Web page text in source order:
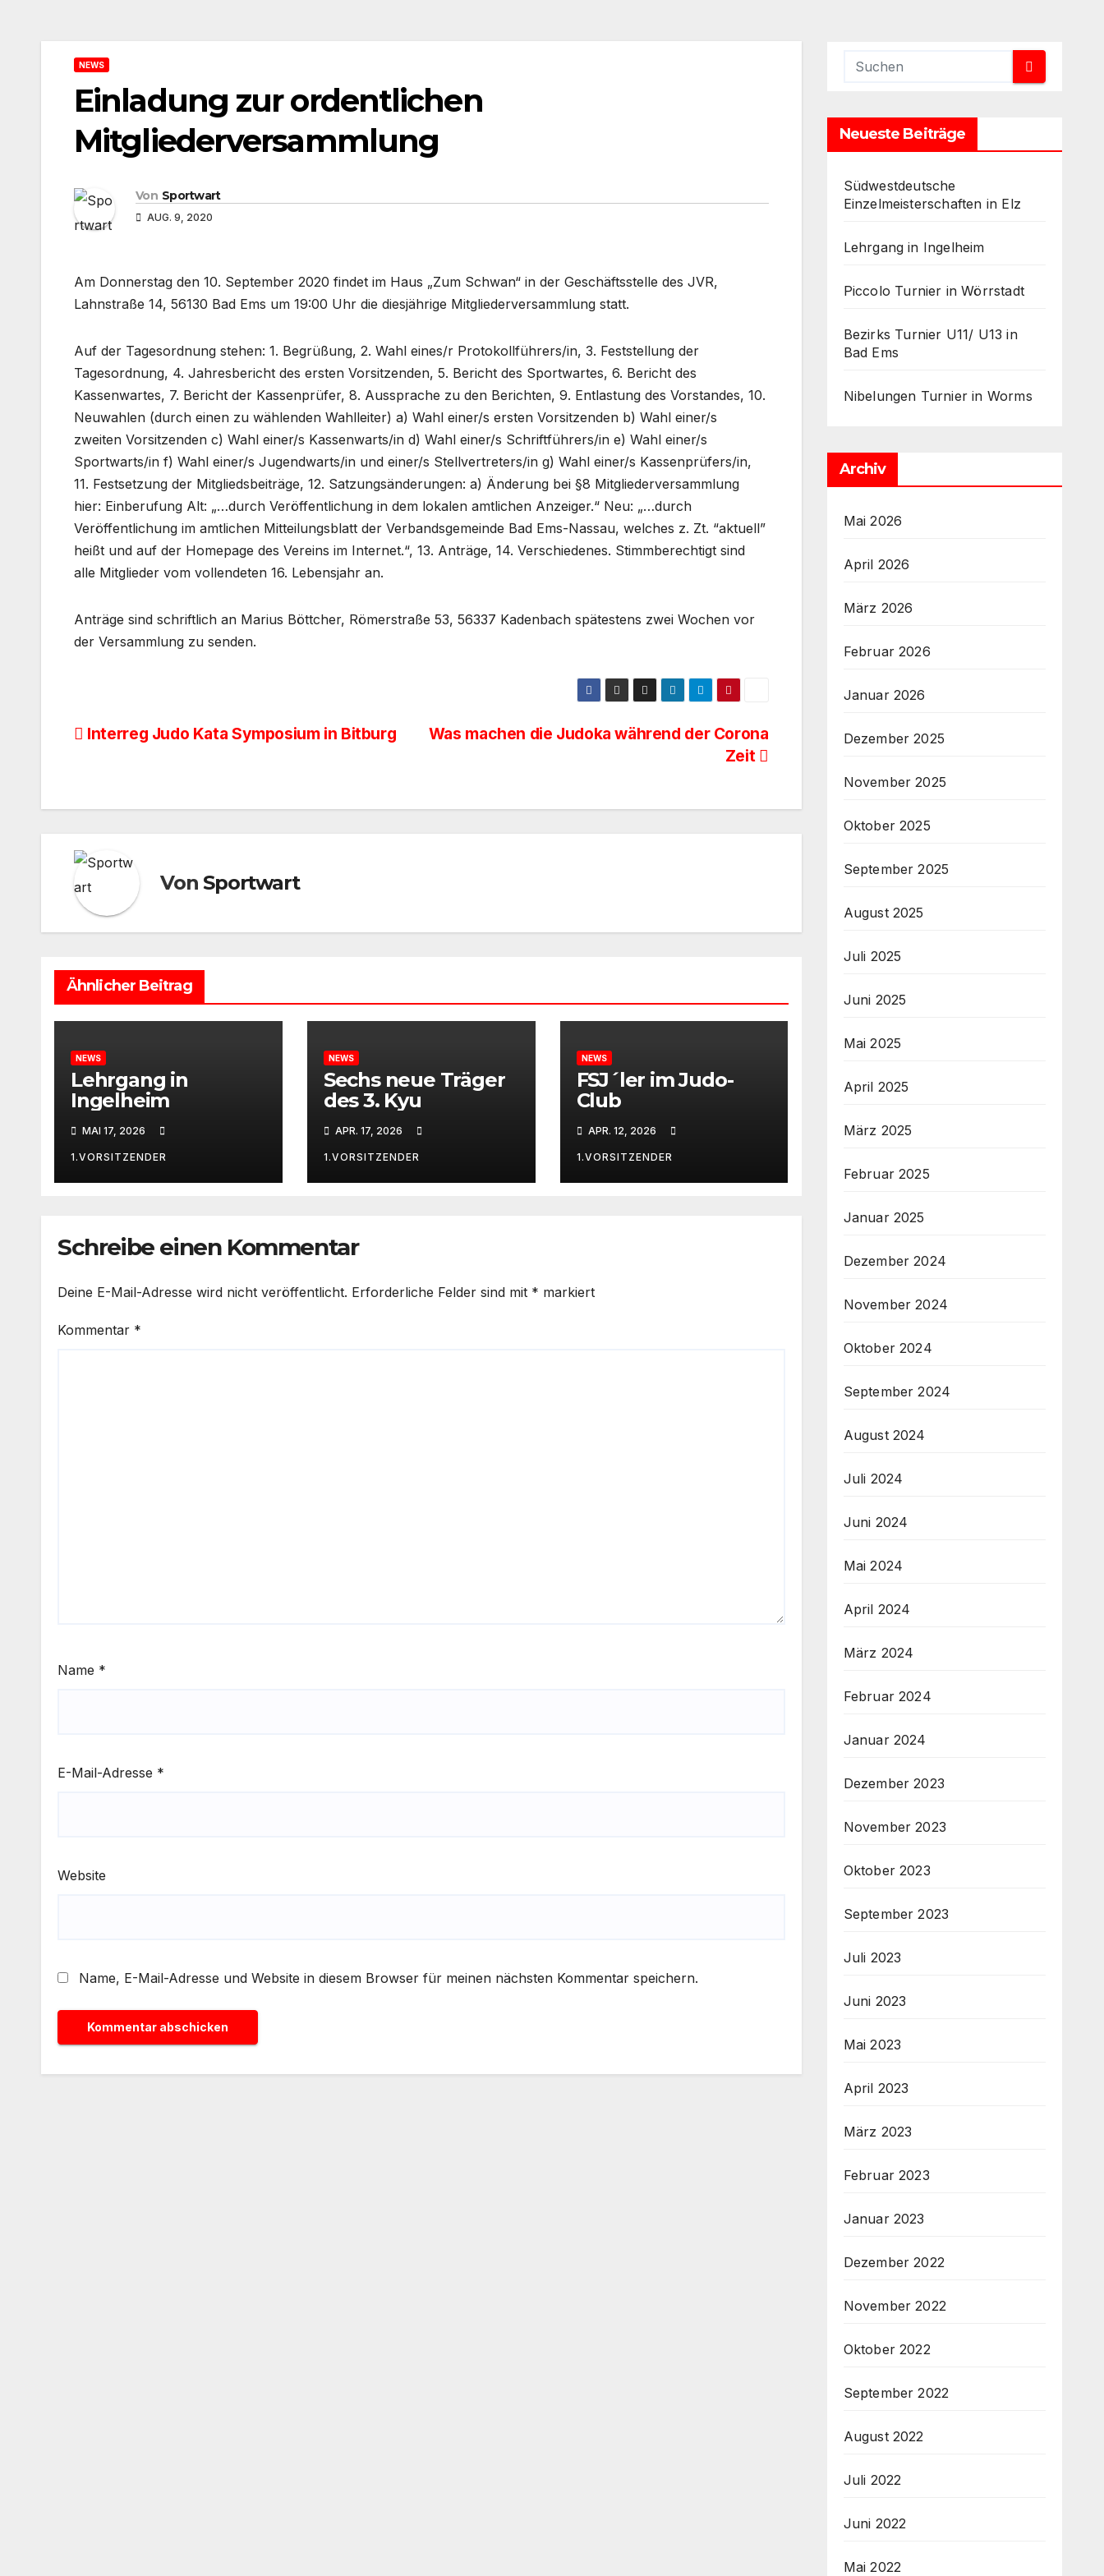
NEWS
Einladung zur ordentlichen
Mitgliederversammlung
Von Sportwart
AUG. 9, 2020
Am Donnerstag den 10. September 2020 findet im Haus „Zum Schwan“ in der Geschäftsstelle des JVR,
Lahnstraße 14, 56130 Bad Ems um 19:00 Uhr die diesjährige Mitgliederversammlung statt.
Auf der Tagesordnung stehen: 1. Begrüßung, 2. Wahl eines/r Protokollführers/in, 3. Feststellung der
Tagesordnung, 4. Jahresbericht des ersten Vorsitzenden, 5. Bericht des Sportwartes, 6. Bericht des
Kassenwartes, 7. Bericht der Kassenprüfer, 8. Aussprache zu den Berichten, 9. Entlastung des Vorstandes, 10.
Neuwahlen (durch einen zu wählenden Wahlleiter) a) Wahl einer/s ersten Vorsitzenden b) Wahl einer/s
zweiten Vorsitzenden c) Wahl einer/s Kassenwarts/in d) Wahl einer/s Schriftführers/in e) Wahl einer/s
Sportwarts/in f) Wahl einer/s Jugendwarts/in und einer/s Stellvertreters/in g) Wahl einer/s Kassenprüfers/in,
11. Festsetzung der Mitgliedsbeiträge, 12. Satzungsänderungen: a) Änderung bei §8 Mitgliederversammlung
hier: Einberufung Alt: „…durch Veröffentlichung in dem lokalen amtlichen Anzeiger.“ Neu: „…durch
Veröffentlichung im amtlichen Mitteilungsblatt der Verbandsgemeinde Bad Ems-Nassau, welches z. Zt. “aktuell”
heißt und auf der Homepage des Vereins im Internet.“, 13. Anträge, 14. Verschiedenes. Stimmberechtigt sind
alle Mitglieder vom vollendeten 16. Lebensjahr an.
Anträge sind schriftlich an Marius Böttcher, Römerstraße 53, 56337 Kadenbach spätestens zwei Wochen vor
der Versammlung zu senden.
Beitragsnavigation
Was machen die Judoka während der Corona
Zeit
Interreg Judo Kata Symposium in Bitburg
Von Sportwart
Ähnlicher Beitrag
NEWS
Lehrgang in
Ingelheim
MAI 17, 2026
1.VORSITZENDER
NEWS
Sechs neue Träger
des 3. Kyu
APR. 17, 2026
1.VORSITZENDER
NEWS
FSJ´ler im Judo-
Club
APR. 12, 2026
1.VORSITZENDER
Schreibe einen Kommentar
Deine E-Mail-Adresse wird nicht veröffentlicht. Erforderliche Felder sind mit * markiert
Kommentar *
Name *
E-Mail-Adresse *
Website
Name, E-Mail-Adresse und Website in diesem Browser für meinen nächsten Kommentar speichern.
Neueste Beiträge
Südwestdeutsche
Einzelmeisterschaften in Elz
Lehrgang in Ingelheim
Piccolo Turnier in Wörrstadt
Bezirks Turnier U11/ U13 in
Bad Ems
Nibelungen Turnier in Worms
Archiv
Mai 2026
April 2026
März 2026
Februar 2026
Januar 2026
Dezember 2025
November 2025
Oktober 2025
September 2025
August 2025
Juli 2025
Juni 2025
Mai 2025
April 2025
März 2025
Februar 2025
Januar 2025
Dezember 2024
November 2024
Oktober 2024
September 2024
August 2024
Juli 2024
Juni 2024
Mai 2024
April 2024
März 2024
Februar 2024
Januar 2024
Dezember 2023
November 2023
Oktober 2023
September 2023
Juli 2023
Juni 2023
Mai 2023
April 2023
März 2023
Februar 2023
Januar 2023
Dezember 2022
November 2022
Oktober 2022
September 2022
August 2022
Juli 2022
Juni 2022
Mai 2022